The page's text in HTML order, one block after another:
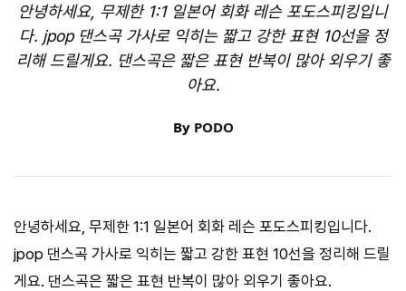
안녕하세요, 무제한 1:1 일본어 회화 레슨 포도스피킹입니
다. jpop 댄스곡 가사로 익히는 짧고 강한 표현 10선을 정
리해 드릴게요. 댄스곡은 짧은 표현 반복이 많아 외우기 좋
아요.
By PODO
안녕하세요, 무제한 1:1 일본어 회화 레슨 포도스피킹입니다.
jpop 댄스곡 가사로 익히는 짧고 강한 표현 10선을 정리해 드릴
게요. 댄스곡은 짧은 표현 반복이 많아 외우기 좋아요.